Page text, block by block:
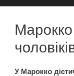
У Марокко